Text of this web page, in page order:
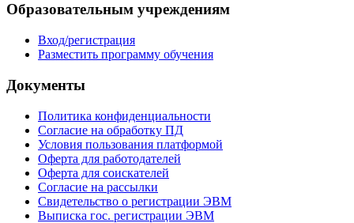
Образовательным учреждениям
Вход/регистрация
Разместить программу обучения
Документы
Политика конфиденциальности
Согласие на обработку ПД
Условия пользования платформой
Оферта для работодателей
Оферта для соискателей
Согласие на рассылки
Свидетельство о регистрации ЭВМ
Выписка гос. регистрации ЭВМ